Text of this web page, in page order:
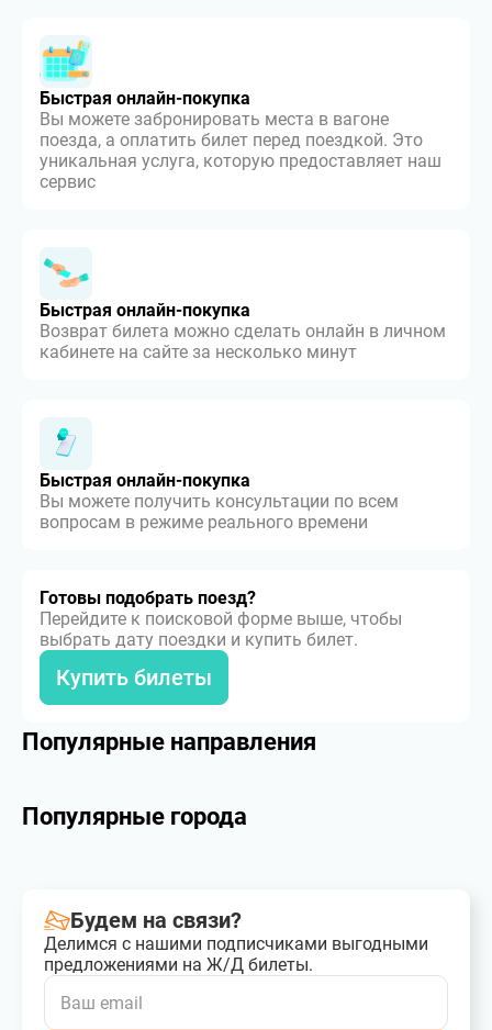
Быстрая онлайн-покупка
Вы можете забронировать места в вагоне
поезда, а оплатить билет перед поездкой. Это
уникальная услуга, которую предоставляет наш
сервис
Быстрая онлайн-покупка
Возврат билета можно сделать онлайн в личном
кабинете на сайте за несколько минут
Быстрая онлайн-покупка
Вы можете получить консультации по всем
вопросам в режиме реального времени
Готовы подобрать поезд?
Перейдите к поисковой форме выше, чтобы
выбрать дату поездки и купить билет.
Купить билеты
Популярные направления
Популярные города
Будем на связи?
Делимся с нашими подписчиками выгодными
предложениями на Ж/Д билеты.